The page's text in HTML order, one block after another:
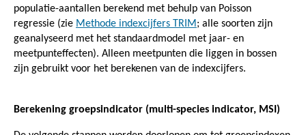
populatie-aantallen berekend met behulp van Poisson
regressie (zie Methode indexcijfers TRIM; alle soorten zijn
geanalyseerd met het standaardmodel met jaar- en
meetpunteffecten). Alleen meetpunten die liggen in bossen
zijn gebruikt voor het berekenen van de indexcijfers.
Berekening groepsindicator (multi-species indicator, MSI)